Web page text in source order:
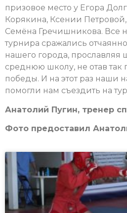
призовое место у Егора
Корякина, Ксении
Семёна Гречишникова. Все
турнира сражались
нашего города, прославляя
среднюю школу, не отав так
победы. И на этот раз
помогли нам съездить на
Анатолий Пугин, тренер
Фото предоставил